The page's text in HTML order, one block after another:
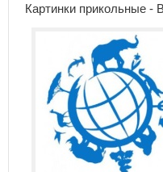
Картинки прикольные -